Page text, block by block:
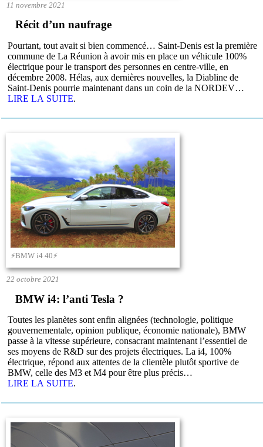
11 novembre 2021
Récit d’un naufrage
Pourtant, tout avait si bien commencé… Saint-Denis est la première
commune de La Réunion à avoir mis en place un véhicule 100%
électrique pour le transport des personnes en centre-ville, en
décembre 2008. Hélas, aux dernières nouvelles, la Diabline de
Saint-Denis pourrie maintenant dans un coin de la NORDEV…
LIRE LA SUITE.
⚡BMW i4 40⚡
22 octobre 2021
BMW i4: l’anti Tesla ?
Toutes les planètes sont enfin alignées (technologie, politique
gouvernementale, opinion publique, économie nationale), BMW
passe à la vitesse supérieure, consacrant maintenant l’essentiel de
ses moyens de R&D sur des projets électriques. La i4, 100%
électrique, répond aux attentes de la clientèle plutôt sportive de
BMW, celle des M3 et M4 pour être plus précis…
LIRE LA SUITE.